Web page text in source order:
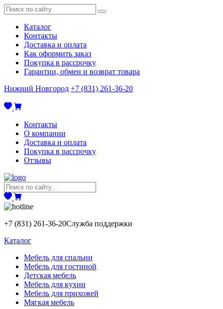
Каталог
Контакты
Доставка и оплата
Как оформить заказ
Покупка в рассрочку
Гарантии, обмен и возврат товара
Нижний Новгород +7 (831) 261-36-20
Контакты
О компании
Доставка и оплата
Покупка в рассрочку
Отзывы
+7 (831) 261-36-20Служба поддержки
Каталог
Мебель для спальни
Мебель для гостиной
Детская мебель
Мебель для кухни
Мебель для прихожей
Мягкая мебель